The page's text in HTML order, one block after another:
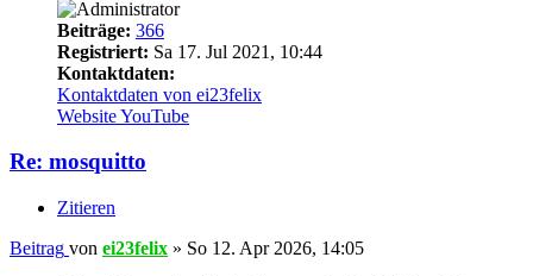
Beiträge: 366
Registriert: Sa 17. Jul 2021, 10:44
Kontaktdaten:
Kontaktdaten von ei23felix
WebsiteYouTube
Re: mosquitto
Zitieren
Beitrag von ei23felix » So 12. Apr 2026, 14:05